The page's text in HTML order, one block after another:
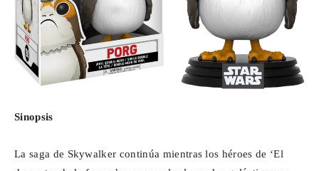
Sinopsis
La saga de Skywalker continúa mientras los héroes de ‘El